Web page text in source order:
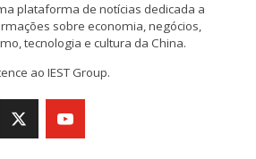
plataforma de notícias dedicada a
sobre economia, negócios,
tecnologia e cultura da China.
ao IEST Group.